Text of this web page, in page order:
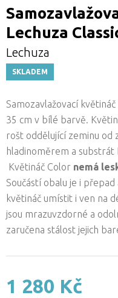
Lechuza
Lechuza
SKLADEM
Samozavlažovací
35 cm v bílé barvě.
rošt oddělující zeminu od
hladinoměrem a substrát
Květináč Color nemá
Součástí obalu je i
květináč umístit i ven na
jsou mrazuvzdorné a
zaručena stálost jejich
1 280 Kč